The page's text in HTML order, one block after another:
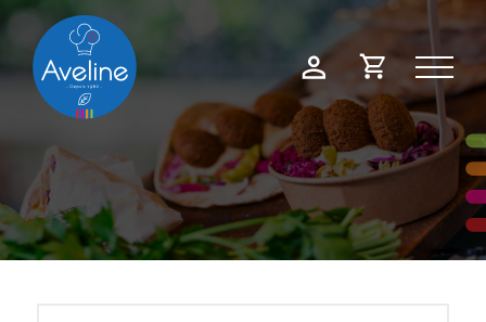
Mon Demande
devis
Panneau de gestion des cookies